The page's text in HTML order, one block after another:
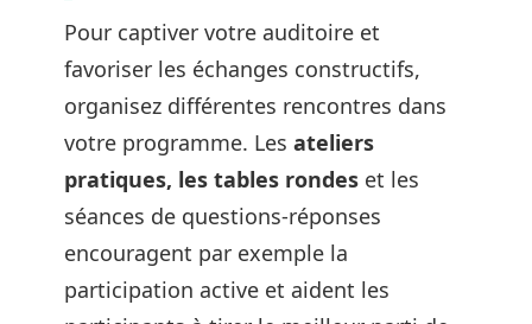
Pour captiver votre auditoire et
favoriser les échanges constructifs,
organisez différentes rencontres dans
votre programme. Les ateliers
pratiques, les tables rondes et les
séances de questions-réponses
encouragent par exemple la
participation active et aident les